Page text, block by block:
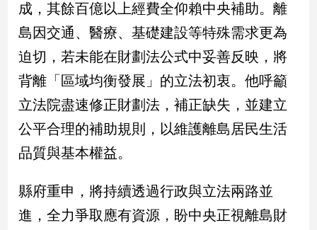
娛
樂
娛
樂
星
聞
流
時
尚
追
成，其餘百億以上經費全仰賴中央補助。離
島因交通、醫療、基礎建設等特殊需求更為
迫切，若未能在財劃法公式中妥善反映，將
背離「區域均衡發展」的立法初衷。他呼籲
立法院盡速修正財劃法，補正缺失，並建立
公平合理的補助規則，以維護離島居民生活
品質與基本權益。
縣府重申，將持續透過行政與立法兩路並
進，全力爭取應有資源，盼中央正視離島財